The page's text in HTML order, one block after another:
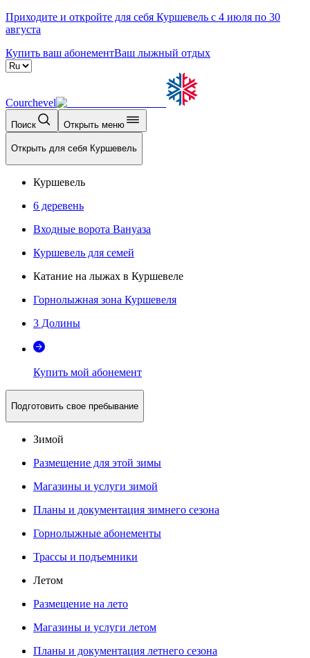
Приходите и откройте для себя Куршевель с 4 июля по 30
августа
Купить ваш абонементВаш лыжный отдых
Courchevel
Поиск Открыть меню
Открыть для себя Куршевель
Куршевель
6 деревень
Входные ворота Вануаза
Куршевель для семей
Катание на лыжах в Куршевеле
Горнолыжная зона Куршевеля
3 Долины
Купить мой абонемент
Подготовить свое пребывание
Зимой
Размещение для этой зимы
Магазины и услуги зимой
Планы и документация зимнего сезона
Горнолыжные абонементы
Трассы и подъемники
Летом
Размещение на лето
Магазины и услуги летом
Планы и документация летнего сезона